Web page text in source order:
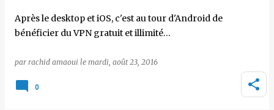
Après le desktop et iOS, c'est au tour d'Android de
bénéficier du VPN gratuit et illimité…
par rachid amaoui le mardi, août 23, 2016
0